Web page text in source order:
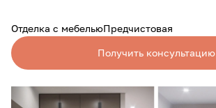
Отделка с мебельюПредчистовая
Получить консультацию